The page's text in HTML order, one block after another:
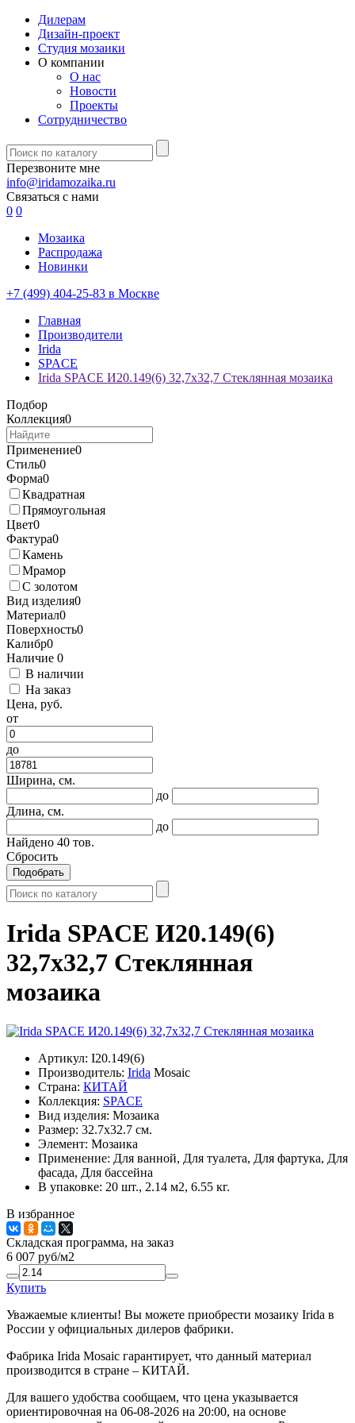
Дилерам
Дизайн-проект
Студия мозаики
О компании
О нас
Новости
Проекты
Сотрудничество
Перезвоните мне
info@iridamozaika.ru
Связаться с нами
0 0
Мозаика
Распродажа
Новинки
+7 (499) 404-25-83 в Москве
Главная
Производители
Irida
SPACE
Irida SPACE И20.149(6) 32,7x32,7 Стеклянная мозаика
Подбор
Коллекция0
Применение0
Стиль0
Форма0
Квадратная
Прямоугольная
Цвет0
Фактура0
Камень
Мрамор
С золотом
Вид изделия0
Материал0
Поверхность0
Калибр0
Наличие 0
В наличии
На заказ
Цена, руб.
от
до
Ширина, см.
до
Длина, см.
до
Найдено 40 тов.
Сбросить
Подобрать
Irida SPACE И20.149(6)
32,7x32,7 Стеклянная
мозаика
Артикул: I20.149(6)
Производитель: Irida Mosaic
Страна: КИТАЙ
Коллекция: SPACE
Вид изделия: Мозаика
Размер: 32.7x32.7 см.
Элемент: Мозаика
Применение: Для ванной, Для туалета, Для фартука, Для
фасада, Для бассейна
В упаковке: 20 шт., 2.14 м2, 6.55 кг.
В избранное
Складская программа, на заказ
6 007 руб/м2
Купить
Уважаемые клиенты! Вы можете приобрести мозаику Irida в
России у официальных дилеров фабрики.
Фабрика Irida Mosaic гарантирует, что данный материал
производится в стране – КИТАЙ.
Для вашего удобства сообщаем, что цена указывается
ориентировочная на 06-08-2026 на 20:00, на основе